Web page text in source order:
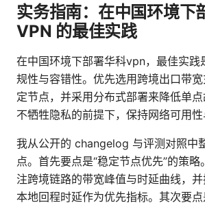
实务指南：在中国环境下
VPN 的最佳实践
在中国环境下部署华科vpn，最佳实践
规性与容错性。优先选用跨境出口带
定节点，并采用分布式部署来降低单
不牺牲隐私的前提下，保持网络可用性
我从公开的 changelog 与评测对照中
点。首先要点是“稳定节点优先”的策
注跨境链路的带宽峰值与时延曲线，
本地回程时延作为优先指标。其次要